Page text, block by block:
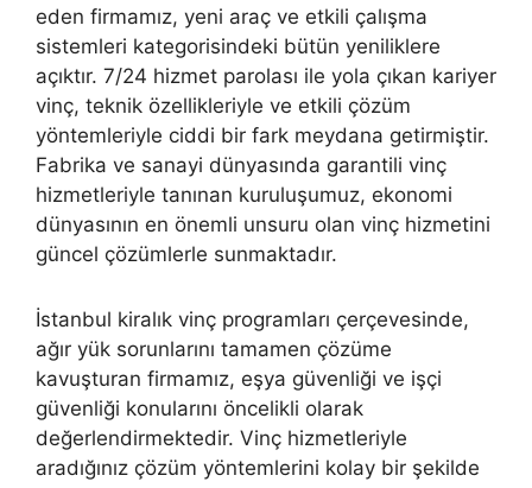
eden firmamız, yeni araç ve etkili çalışma
sistemleri kategorisindeki bütün yeniliklere
açıktır. 7/24 hizmet parolası ile yola çıkan kariyer
vinç, teknik özellikleriyle ve etkili çözüm
yöntemleriyle ciddi bir fark meydana getirmiştir.
Fabrika ve sanayi dünyasında garantili vinç
hizmetleriyle tanınan kuruluşumuz, ekonomi
dünyasının en önemli unsuru olan vinç hizmetini
güncel çözümlerle sunmaktadır.
İstanbul kiralık vinç programları çerçevesinde,
ağır yük sorunlarını tamamen çözüme
kavuşturan firmamız, eşya güvenliği ve işçi
güvenliği konularını öncelikli olarak
değerlendirmektedir. Vinç hizmetleriyle
aradığınız çözüm yöntemlerini kolay bir şekilde